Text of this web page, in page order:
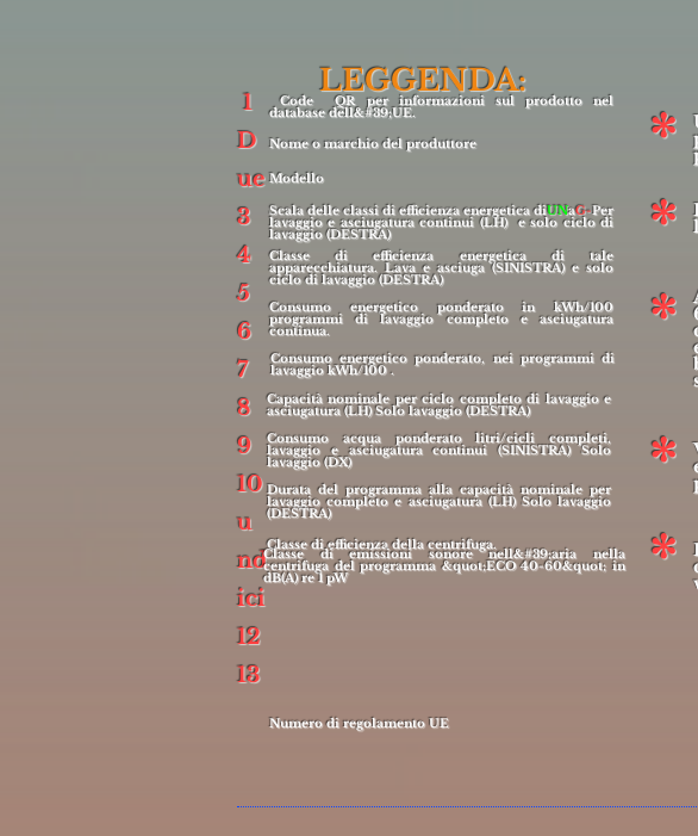
LEGGENDA:
1
D
ue
3
4
5
6
7
8
9
10
u
nd
ici
12
13
Code QR per informazioni sul prodotto nel
database dell&#39;UE.
Nome o marchio del produttore
Modello
Scala delle classi di efficienza energetica diUNaG-Per
lavaggio e asciugatura continui (LH) e solo ciclo di
lavaggio (DESTRA)
Classe di efficienza energetica di tale
apparecchiatura. Lava e asciuga (SINISTRA) e solo
ciclo di lavaggio (DESTRA)
Consumo energetico ponderato in kWh/100
programmi di lavaggio completo e asciugatura
continua.
Consumo energetico ponderato, nei programmi di
lavaggio kWh/100 .
Capacità nominale per ciclo completo di lavaggio e
asciugatura (LH) Solo lavaggio (DESTRA)
Consumo acqua ponderato litri/cicli completi,
lavaggio e asciugatura continui (SINISTRA) Solo
lavaggio (DX)
Durata del programma alla capacità nominale per
lavaggio completo e asciugatura (LH) Solo lavaggio
(DESTRA)
Classe di efficienza della centrifuga.
Classe di emissioni sonore nell&#39;aria nella
centrifuga del programma &quot;ECO 40-60&quot; in
dB(A) re 1 pW
Numero di regolamento UE
*
*
*
*
*